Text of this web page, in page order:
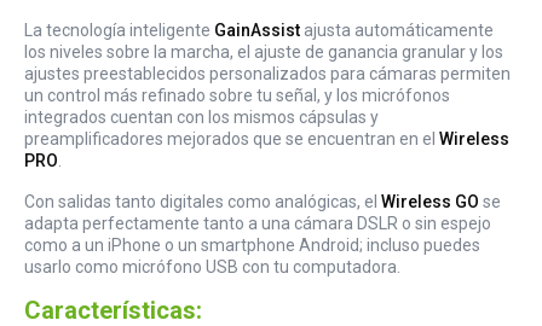
La tecnología inteligente GainAssist ajusta automáticamente
los niveles sobre la marcha, el ajuste de ganancia granular y los
ajustes preestablecidos personalizados para cámaras permiten
un control más refinado sobre tu señal, y los micrófonos
integrados cuentan con los mismos cápsulas y
preamplificadores mejorados que se encuentran en el Wireless
PRO
Con salidas tanto digitales como analógicas, el Wireless GO se
adapta perfectamente tanto a una cámara DSLR o sin espejo
como a un iPhone o un smartphone Android; incluso puedes
usarlo como micrófono USB con tu computadora.
Características: